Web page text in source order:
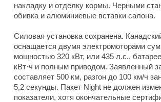
накладку и отделку кормы. Черными
обивка и алюминиевые вставки салона.
Силовая установка сохранена.
оснащается двумя электромоторами
мощностью 320 кВт, или 435 л.с.,
кВт·ч и полным приводом. Заявленный
составляет 500 км, разгон до 100 км/ч
5,2 секунды. Пакет Night не должен
показатели, хотя окончательные